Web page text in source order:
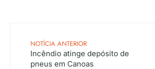
NOTÍCIA ANTERIOR
Incêndio atinge depósito de
pneus em Canoas